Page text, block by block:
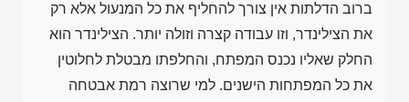
ברוב הדלתות אין צורך להחליף את כל המנעול אלא רק
את הצילינדר, וזו עבודה קצרה וזולה יותר. הצילינדר הוא
החלק שאליו נכנס המפתח, והחלפתו מבטלת לחלוטין
את כל המפתחות הישנים. למי שרוצה רמת אבטחה